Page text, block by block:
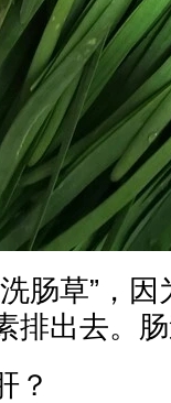
肠草”，
排出去。
？